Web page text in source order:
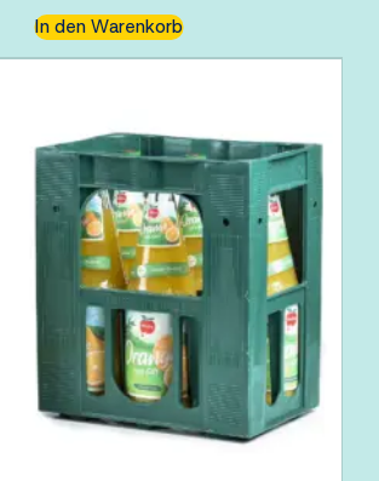
In den Warenkorb